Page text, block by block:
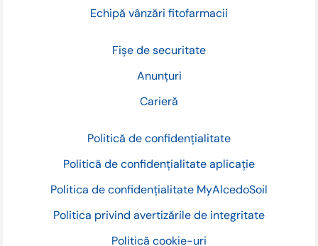
Fișe de securitate
Anunțuri
Carieră
Politică de confidențialitate
Politică de confidențialitate aplicație
Politica de confidențialitate MyAlcedoSoil
Politica privind avertizările de integritate
Politică cookie-uri
Echipă vânzări fitofarmacii